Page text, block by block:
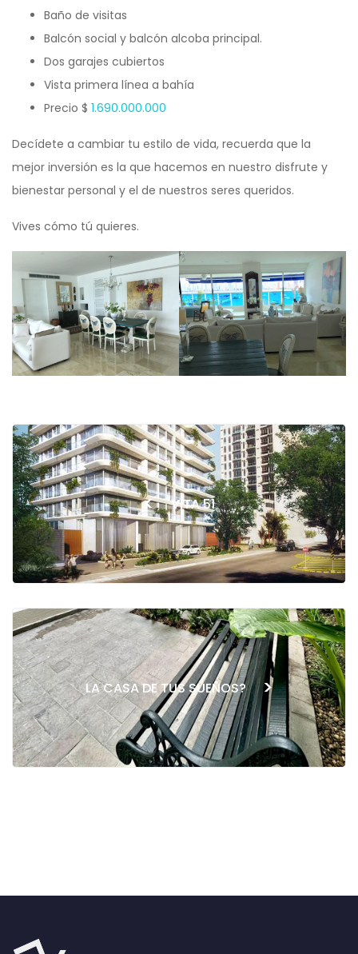
Baño de visitas
Balcón social y balcón alcoba principal.
Dos garajes cubiertos
Vista primera línea a bahía
Precio $ 1.690.000.000
Decídete a cambiar tu estilo de vida, recuerda que la
mejor inversión es la que hacemos en nuestro disfrute y
bienestar personal y el de nuestros seres queridos.
Vives cómo tú quieres.
< VITA 51
LA CASA DE TUS SUEÑOS? >